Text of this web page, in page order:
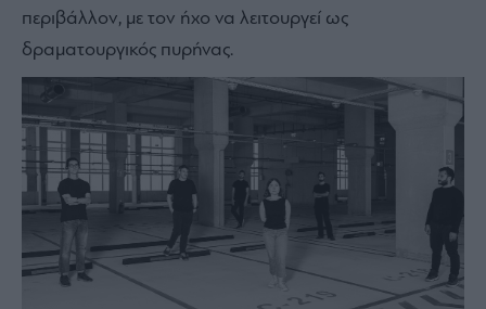
περιβάλλον, με τον ήχο να λειτουργεί ως
δραματουργικός πυρήνας.